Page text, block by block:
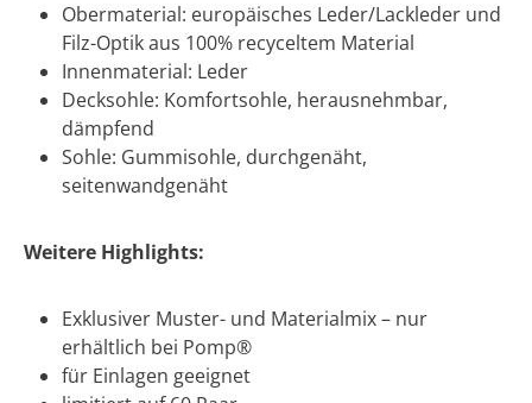
Obermaterial: europäisches Leder/Lackleder und
Filz-Optik aus 100% recyceltem Material
Innenmaterial: Leder
Decksohle: Komfortsohle, herausnehmbar,
dämpfend
Sohle: Gummisohle, durchgenäht,
seitenwandgenäht
Weitere Highlights:
Exklusiver Muster- und Materialmix – nur
erhältlich bei Pomp®
für Einlagen geeignet